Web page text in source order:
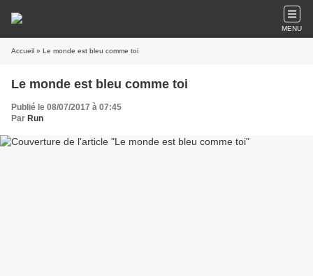
MENU
Accueil » Le monde est bleu comme toi
Le monde est bleu comme toi
Publié le 08/07/2017 à 07:45
Par Run